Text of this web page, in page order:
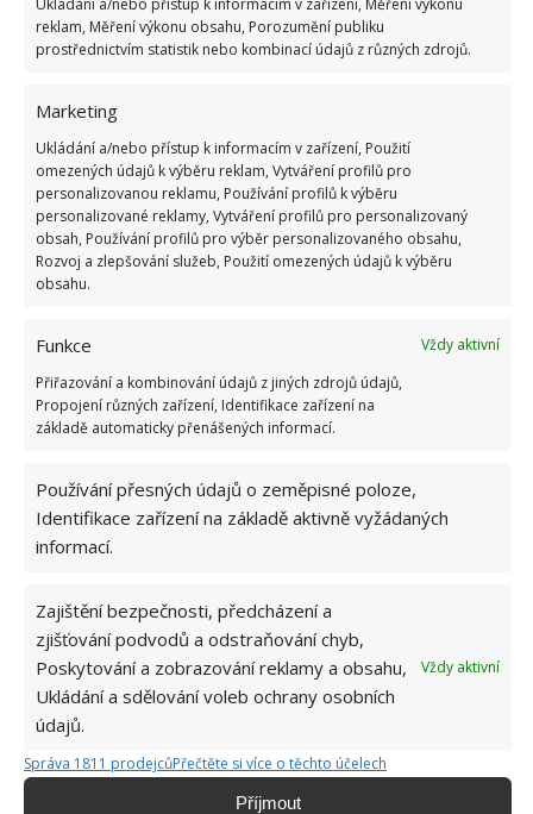
reklam, Měření výkonu obsahu, Porozumění publiku
prostřednictvím statistik nebo kombinací údajů z různých zdrojů.
Marketing
Ukládání a/nebo přístup k informacím v zařízení, Použití
omezených údajů k výběru reklam, Vytváření profilů pro
personalizovanou reklamu, Používání profilů k výběru
personalizované reklamy, Vytváření profilů pro personalizovaný
obsah, Používání profilů pro výběr personalizovaného obsahu,
Rozvoj a zlepšování služeb, Použití omezených údajů k výběru
obsahu.
Funkce
Vždy aktivní
Přiřazování a kombinování údajů z jiných zdrojů údajů,
Propojení různých zařízení, Identifikace zařízení na
základě automaticky přenášených informací.
Používání přesných údajů o zeměpisné poloze,
Identifikace zařízení na základě aktivně vyžádaných
informací.
Zajištění bezpečnosti, předcházení a
zjišťování podvodů a odstraňování chyb,
Poskytování a zobrazování reklamy a obsahu,
Ukládání a sdělování voleb ochrany osobních
údajů.
Vždy aktivní
Správa 1811 prodejcůPřečtěte si více o těchto účelech
Příjmout
navíc čistí pračku.
AVIVÁŽ ESENCIÁLNÍ OLEJ
VŮNĚ
SOUVISEJÍCÍ ČLÁNKY